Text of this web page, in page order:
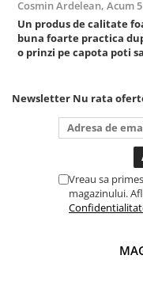
Sisteme de ridicare si
Capre Auto
Cricuri Hidraulice
Truse de biti
Truse de surubelnite
Masini de dejantat roti
Masini de echilibrat roti
Piese de schimb
Cosmin Ardelean, Acum
Un produs de calitate
buna foarte practica
o prinzi pe capota poti
puternica si de la
tine destul de mult dar
bagi la priza nu mai ai
toata ziua ,ce...
Newsletter Nu rata
Vreau sa
magazinului.